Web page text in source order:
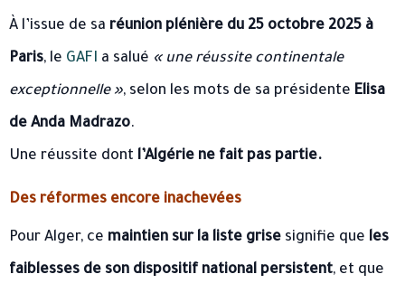
À l’issue de sa réunion plénière du 25 octobre 2025 à
Paris, le GAFI a salué « une réussite continentale
exceptionnelle », selon les mots de sa présidente Elisa
de Anda Madrazo.
Une réussite dont l’Algérie ne fait pas partie.
Des réformes encore inachevées
Pour Alger, ce maintien sur la liste grise signifie que les
faiblesses de son dispositif national persistent, et que